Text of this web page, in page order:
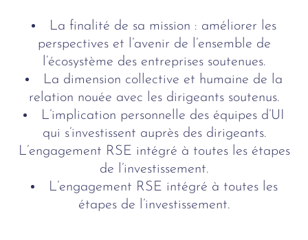
La finalité de sa mission : améliorer les
perspectives et l’avenir de l’ensemble de
l’écosystème des entreprises soutenues.
La dimension collective et humaine de la
relation nouée avec les dirigeants soutenus.
L’implication personnelle des équipes d’UI
qui s’investissent auprès des dirigeants.
L’engagement RSE intégré à toutes les étapes
de l’investissement.
L’engagement RSE intégré à toutes les
étapes de l’investissement.